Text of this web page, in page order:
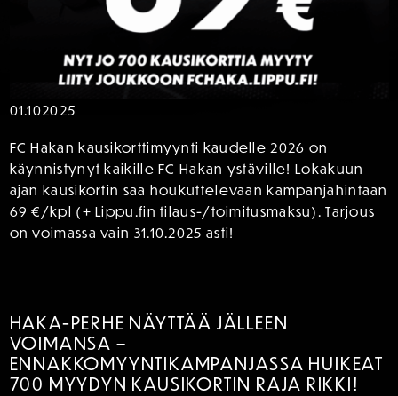
01.102025
FC Hakan kausikorttimyynti kaudelle 2026 on
käynnistynyt kaikille FC Hakan ystäville! Lokakuun
ajan kausikortin saa houkuttelevaan kampanjahintaan
69 €/kpl (+ Lippu.fin tilaus-/toimitusmaksu). Tarjous
on voimassa vain 31.10.2025 asti!
HAKA-PERHE NÄYTTÄÄ JÄLLEEN
VOIMANSA –
ENNAKKOMYYNTIKAMPANJASSA HUIKEAT
700 MYYDYN KAUSIKORTIN RAJA RIKKI!